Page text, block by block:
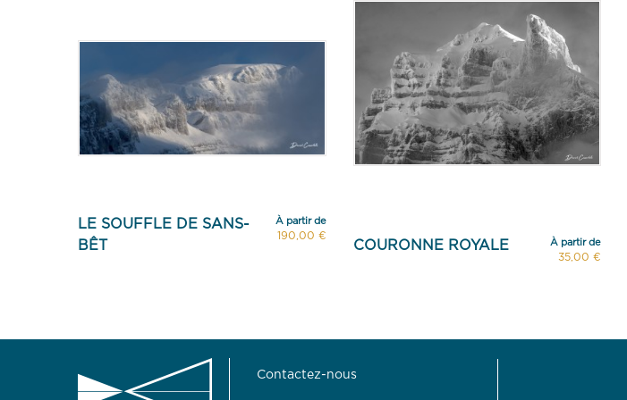
LE SOUFFLE DE SANS-
BÊT
À partir de
190,00 €
COURONNE ROYALE À partir de
35,00 €
Contactez-nous